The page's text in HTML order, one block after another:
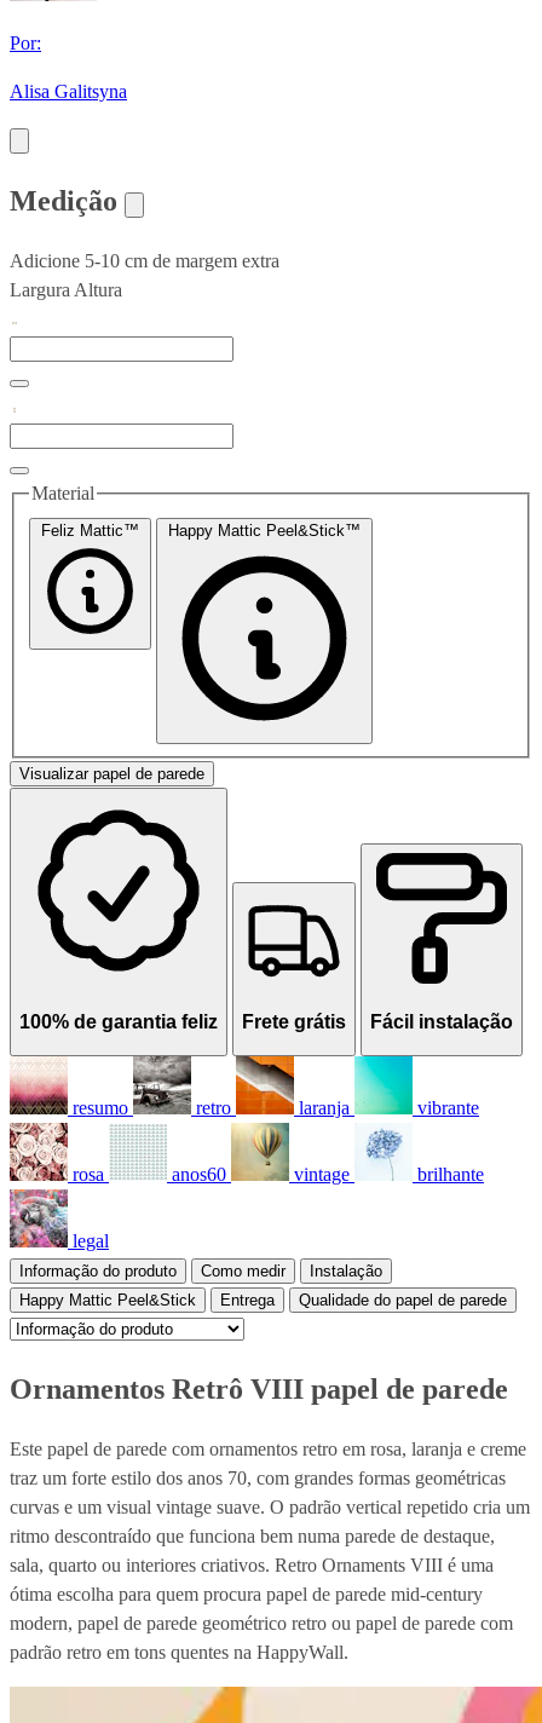
Por:
Alisa Galitsyna
Medição
Adicione 5-10 cm de margem extra
Largura Altura
Material
Feliz Mattic™ Happy Mattic Peel&Stick™
Visualizar papel de parede
100% de garantia feliz Frete grátis Fácil instalação
resumo retro laranja vibrante
rosa anos60 vintage brilhante
legal
Informação do produto Como medir
Instalação
Happy Mattic Peel&Stick
Entrega Qualidade do papel de parede
Ornamentos Retrô VIII papel de parede
Este papel de parede com ornamentos retro em rosa, laranja e creme
traz um forte estilo dos anos 70, com grandes formas geométricas
curvas e um visual vintage suave. O padrão vertical repetido cria um
ritmo descontraído que funciona bem numa parede de destaque,
sala, quarto ou interiores criativos. Retro Ornaments VIII é uma
ótima escolha para quem procura papel de parede mid-century
modern, papel de parede geométrico retro ou papel de parede com
padrão retro em tons quentes na HappyWall.